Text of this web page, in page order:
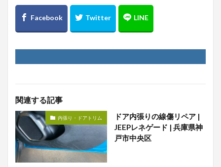
関連する記事
内張り・ドアトリム
ドア内張りの線傷リペア |
JEEPレネゲード | 兵庫県神
戸市中央区